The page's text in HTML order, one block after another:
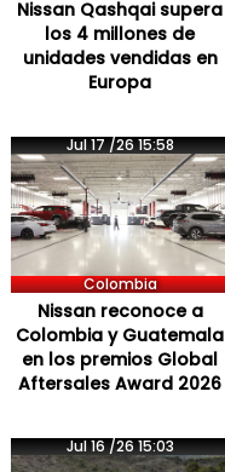
Nissan Qashqai supera
los 4 millones de
unidades vendidas en
Europa
Jul 17 /26 15:58
Colombia
Nissan reconoce a
Colombia y Guatemala
en los premios Global
Aftersales Award 2026
Jul 16 /26 15:03